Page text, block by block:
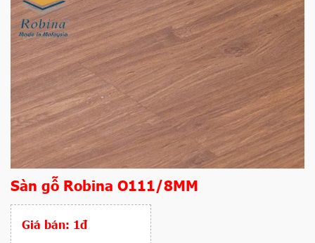
Sàn gỗ Robina O111/8MM
Giá bán: 1đ